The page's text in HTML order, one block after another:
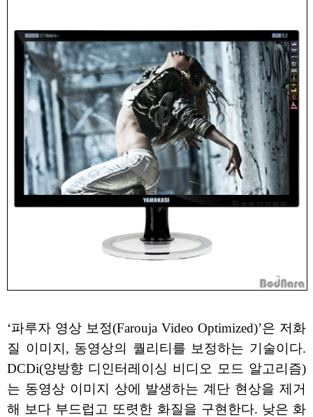
‘파루자 영상 보정(Farouja Video Optimized)’은 저화
질 이미지, 동영상의 퀄리티를 보정하는 기술이다.
DCDi(양방향 디인터레이싱 비디오 모드 알고리즘)
는 동영상 이미지 상에 발생하는 계단 현상을 제거
해 보다 부드럽고 또렷한 화질을 구현한다. 낮은 화